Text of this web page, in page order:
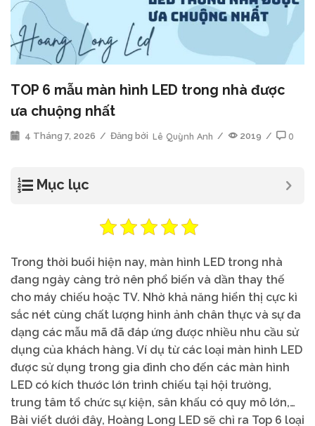
TOP 6 mẫu màn hình LED trong nhà được
ưa chuộng nhất
4 Tháng 7, 2026 / Đăng bởi Lê Quỳnh Anh / 2019 / 0
Mục lục
Trong thời buổi hiện nay, màn hình LED trong nhà
đang ngày càng trở nên phổ biến và dần thay thế
cho máy chiếu hoặc TV. Nhờ khả năng hiển thị cực kì
sắc nét cùng chất lượng hình ảnh chân thực và sự đa
dạng các mẫu mã đã đáp ứng được nhiều nhu cầu sử
dụng của khách hàng. Ví dụ từ các loại màn hình LED
được sử dụng trong gia đình cho đến các màn hình
LED có kích thước lớn trình chiếu tại hội trường,
trung tâm tổ chức sự kiện, sân khấu có quy mô lớn,…
Bài viết dưới đây, Hoàng Long LED sẽ chỉ ra Top 6 loại